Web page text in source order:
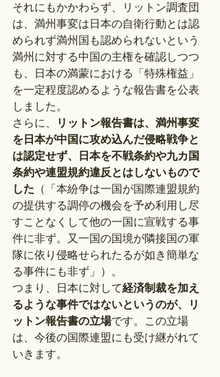
それにもかかわらず、リットン調査団
は、満州事変は日本の自衛行動とは認
められず満州国も認められないという
満州に対する中国の主権を確認しつつ
も、日本の満蒙における「特殊権益」
を一定程度認めるような報告書を公表
しました。
さらに、
リットン報告書は、満州事変
を日本が中国に攻め込んだ侵略戦争と
は認定せず、日本を不戦条約や九カ国
条約や連盟規約違反とはしないもので
した （「本紛争は一国が国際連盟規約
の提供する調停の機会を予め利用し尽
すことなくして他の一国に宣戦する事
件に非ず。又一国の国境が隣接国の軍
隊に依り侵略せられたるが如き簡単な
る事件にも非ず」）。
つまり、日本に対して経済制裁を加え
るような事件ではないというのが、リ
ットン報告書の立場です。この立場
は、今後の国際連盟にも受け継がれて
いきます。